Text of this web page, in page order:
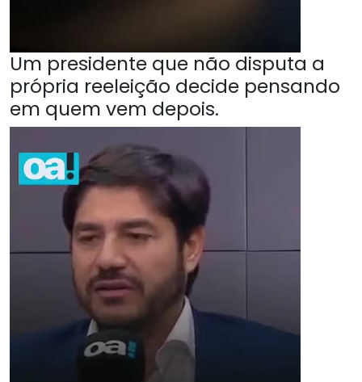
Um presidente que não disputa a
própria reeleição decide pensando
em quem vem depois.